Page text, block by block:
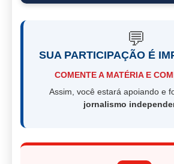
💬
SUA PARTICIPAÇÃO É
COMENTE A MATÉRIA E
Assim, você estará apoiando e
jornalismo